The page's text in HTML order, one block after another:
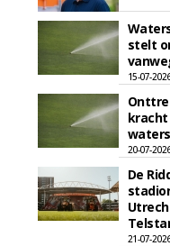
stelt
15-07-
kracht
20-07-
De
21-07-